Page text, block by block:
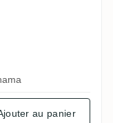
au panier